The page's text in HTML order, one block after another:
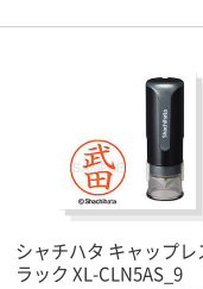
シャチハタ キャップレ
ラック XL-CLN5AS_9